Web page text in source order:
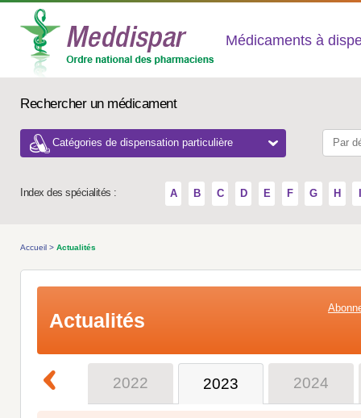
Médicaments à
Rechercher un médicament
Catégories de dispensation particulière
Index des spécialités : A B C D E F G H
Accueil > Actualités
Actualités
2021 2022 2023 2024